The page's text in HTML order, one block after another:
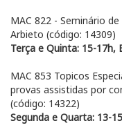
MAC 822 - Seminário
Arbieto (código: 14309)
Terça e Quinta: 15-17h,
MAC 853 Topicos
provas assistidas por
(código: 14322)
Segunda e Quarta: 13-